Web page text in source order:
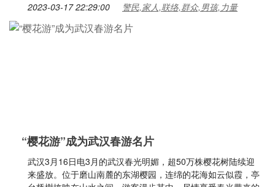
2023-03-17 22:29:00 警民,家人,联络,群众,男孩,力量
“樱花游”成为武汉春游名片
武汉3月16日电3月的武汉春光明媚，超50万株樱花树陆续迎
来盛放。位于磨山南麓的东湖樱园，连绵的花海如云似霞，亭